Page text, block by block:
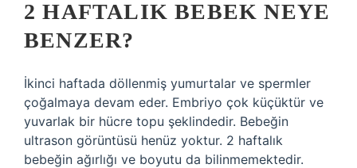
2 HAFTALIK BEBEK NEYE
BENZER?
İkinci haftada döllenmiş yumurtalar ve spermler
çoğalmaya devam eder. Embriyo çok küçüktür ve
yuvarlak bir hücre topu şeklindedir. Bebeğin
ultrason görüntüsü henüz yoktur. 2 haftalık
bebeğin ağırlığı ve boyutu da bilinmemektedir.